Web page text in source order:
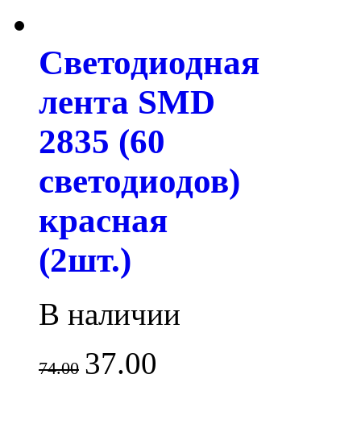
Светодиодная
лента SMD
2835 (60
светодиодов)
красная
(2шт.)
В наличии
74.00 37.00